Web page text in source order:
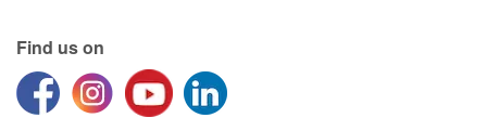
Find us on